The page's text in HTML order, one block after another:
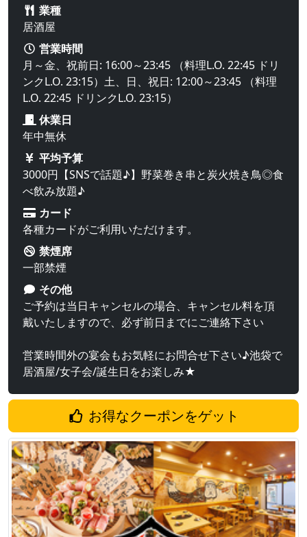
業種
居酒屋
営業時間
月～金、祝前日: 16:00～23:45 （料理L.O. 22:45 ドリ
ンクL.O. 23:15）土、日、祝日: 12:00～23:45 （料理
L.O. 22:45 ドリンクL.O. 23:15）
休業日
年中無休
平均予算
3000円【SNSで話題♪】野菜巻き串と炭火焼き鳥◎食
べ飲み放題♪
カード
各種カードがご利用いただけます。
禁煙席
一部禁煙
その他
ご予約は当日キャンセルの場合、キャンセル料を頂
戴いたしますので、必ず前日までにご連絡下さい
営業時間外の宴会もお気軽にお問合せ下さい♪池袋で
居酒屋/女子会/誕生日をお楽しみ★
お得なクーポンをゲット